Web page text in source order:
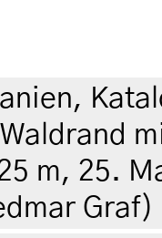
m, 25.
Graf)